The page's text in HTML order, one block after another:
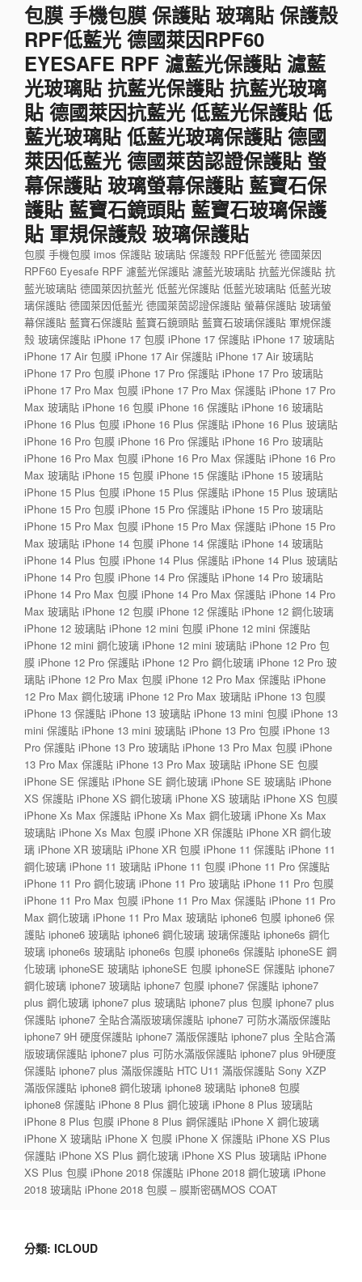
包膜 手機包膜 保護貼 玻璃貼 保護殼
RPF低藍光 德國萊因RPF60
EYESAFE RPF 濾藍光保護貼 濾藍
光玻璃貼 抗藍光保護貼 抗藍光玻璃
貼 德國萊因抗藍光 低藍光保護貼 低
藍光玻璃貼 低藍光玻璃保護貼 德國
萊因低藍光 德國萊茵認證保護貼 螢
幕保護貼 玻璃螢幕保護貼 藍寶石保
護貼 藍寶石鏡頭貼 藍寶石玻璃保護
貼 軍規保護殼 玻璃保護貼
包膜 手機包膜 imos 保護貼 玻璃貼 保護殼 RPF低藍光 德國萊因
RPF60 Eyesafe RPF 濾藍光保護貼 濾藍光玻璃貼 抗藍光保護貼 抗
藍光玻璃貼 德國萊因抗藍光 低藍光保護貼 低藍光玻璃貼 低藍光玻
璃保護貼 德國萊因低藍光 德國萊茵認證保護貼 螢幕保護貼 玻璃螢
幕保護貼 藍寶石保護貼 藍寶石鏡頭貼 藍寶石玻璃保護貼 軍規保護
殼 玻璃保護貼 iPhone 17 包膜 iPhone 17 保護貼 iPhone 17 玻璃貼
iPhone 17 Air 包膜 iPhone 17 Air 保護貼 iPhone 17 Air 玻璃貼
iPhone 17 Pro 包膜 iPhone 17 Pro 保護貼 iPhone 17 Pro 玻璃貼
iPhone 17 Pro Max 包膜 iPhone 17 Pro Max 保護貼 iPhone 17 Pro
Max 玻璃貼 iPhone 16 包膜 iPhone 16 保護貼 iPhone 16 玻璃貼
iPhone 16 Plus 包膜 iPhone 16 Plus 保護貼 iPhone 16 Plus 玻璃貼
iPhone 16 Pro 包膜 iPhone 16 Pro 保護貼 iPhone 16 Pro 玻璃貼
iPhone 16 Pro Max 包膜 iPhone 16 Pro Max 保護貼 iPhone 16 Pro
Max 玻璃貼 iPhone 15 包膜 iPhone 15 保護貼 iPhone 15 玻璃貼
iPhone 15 Plus 包膜 iPhone 15 Plus 保護貼 iPhone 15 Plus 玻璃貼
iPhone 15 Pro 包膜 iPhone 15 Pro 保護貼 iPhone 15 Pro 玻璃貼
iPhone 15 Pro Max 包膜 iPhone 15 Pro Max 保護貼 iPhone 15 Pro
Max 玻璃貼 iPhone 14 包膜 iPhone 14 保護貼 iPhone 14 玻璃貼
iPhone 14 Plus 包膜 iPhone 14 Plus 保護貼 iPhone 14 Plus 玻璃貼
iPhone 14 Pro 包膜 iPhone 14 Pro 保護貼 iPhone 14 Pro 玻璃貼
iPhone 14 Pro Max 包膜 iPhone 14 Pro Max 保護貼 iPhone 14 Pro
Max 玻璃貼 iPhone 12 包膜 iPhone 12 保護貼 iPhone 12 鋼化玻璃
iPhone 12 玻璃貼 iPhone 12 mini 包膜 iPhone 12 mini 保護貼
iPhone 12 mini 鋼化玻璃 iPhone 12 mini 玻璃貼 iPhone 12 Pro 包
膜 iPhone 12 Pro 保護貼 iPhone 12 Pro 鋼化玻璃 iPhone 12 Pro 玻
璃貼 iPhone 12 Pro Max 包膜 iPhone 12 Pro Max 保護貼 iPhone
12 Pro Max 鋼化玻璃 iPhone 12 Pro Max 玻璃貼 iPhone 13 包膜
iPhone 13 保護貼 iPhone 13 玻璃貼 iPhone 13 mini 包膜 iPhone 13
mini 保護貼 iPhone 13 mini 玻璃貼 iPhone 13 Pro 包膜 iPhone 13
Pro 保護貼 iPhone 13 Pro 玻璃貼 iPhone 13 Pro Max 包膜 iPhone
13 Pro Max 保護貼 iPhone 13 Pro Max 玻璃貼 iPhone SE 包膜
iPhone SE 保護貼 iPhone SE 鋼化玻璃 iPhone SE 玻璃貼 iPhone
XS 保護貼 iPhone XS 鋼化玻璃 iPhone XS 玻璃貼 iPhone XS 包膜
iPhone Xs Max 保護貼 iPhone Xs Max 鋼化玻璃 iPhone Xs Max
玻璃貼 iPhone Xs Max 包膜 iPhone XR 保護貼 iPhone XR 鋼化玻
璃 iPhone XR 玻璃貼 iPhone XR 包膜 iPhone 11 保護貼 iPhone 11
鋼化玻璃 iPhone 11 玻璃貼 iPhone 11 包膜 iPhone 11 Pro 保護貼
iPhone 11 Pro 鋼化玻璃 iPhone 11 Pro 玻璃貼 iPhone 11 Pro 包膜
iPhone 11 Pro Max 包膜 iPhone 11 Pro Max 保護貼 iPhone 11 Pro
Max 鋼化玻璃 iPhone 11 Pro Max 玻璃貼 iphone6 包膜 iphone6 保
護貼 iphone6 玻璃貼 iphone6 鋼化玻璃 玻璃保護貼 iphone6s 鋼化
玻璃 iphone6s 玻璃貼 iphone6s 包膜 iphone6s 保護貼 iphoneSE 鋼
化玻璃 iphoneSE 玻璃貼 iphoneSE 包膜 iphoneSE 保護貼 iphone7
鋼化玻璃 iphone7 玻璃貼 iphone7 包膜 iphone7 保護貼 iphone7
plus 鋼化玻璃 iphone7 plus 玻璃貼 iphone7 plus 包膜 iphone7 plus
保護貼 iphone7 全貼合滿版玻璃保護貼 iphone7 可防水滿版保護貼
iphone7 9H 硬度保護貼 iphone7 滿版保護貼 iphone7 plus 全貼合滿
版玻璃保護貼 iphone7 plus 可防水滿版保護貼 iphone7 plus 9H硬度
保護貼 iphone7 plus 滿版保護貼 HTC U11 滿版保護貼 Sony XZP
滿版保護貼 iphone8 鋼化玻璃 iphone8 玻璃貼 iphone8 包膜
iphone8 保護貼 iPhone 8 Plus 鋼化玻璃 iPhone 8 Plus 玻璃貼
iPhone 8 Plus 包膜 iPhone 8 Plus 鋼保護貼 iPhone X 鋼化玻璃
iPhone X 玻璃貼 iPhone X 包膜 iPhone X 保護貼 iPhone XS Plus
保護貼 iPhone XS Plus 鋼化玻璃 iPhone XS Plus 玻璃貼 iPhone
XS Plus 包膜 iPhone 2018 保護貼 iPhone 2018 鋼化玻璃 iPhone
2018 玻璃貼 iPhone 2018 包膜 – 膜斯密碼MOS COAT
分類: ICLOUD